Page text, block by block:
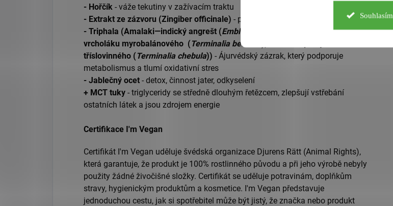
Souhlasím
- Hořčík - váže tekutiny v zažívacím traktu
- Extrakt ze zázvoru (Zingiber officinale) - podpora funkčnosti trávení
- Triphala (Amalaki—indický angrešt (Emblica ofiicinalis
), Bibhitaki—plody
vrcholáku myrobalánového ( Terminalia belerica
tříslovinného ( Terminalia chebula)) - Ájurvédský zázrak, který podporuje
metabolismus a tlumí oxidativní stres
- Jablečný ocet - detox, činnost jater, odkyselení
+ MCT tuky - triglyceridy se středně dlouhým řetězcem, zlepšují vstřebání
ostatních látek a jsou zdrojem energie
Certifikace I'm Vegan
Certifikát I'm Vegan uděluje švédská organizace Djurens Rätt (Animal Rights),
která garantuje, že produkt je 100% rostlinného původu a při jeho výrobě nebyly
použity žádné živočišné složky. Certifikát se uděluje potravinám, doplňkům
stravy, hygienickým produktům a kosmetice. I'm Vegan představuje
jednoduchou cestu, jak si spotřebitel může být jistý, že značka nebo produkt